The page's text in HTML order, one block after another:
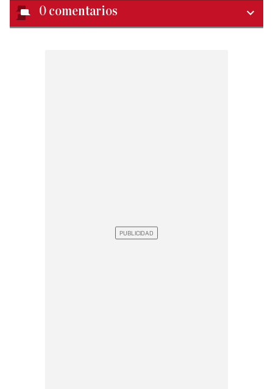
0 comentarios